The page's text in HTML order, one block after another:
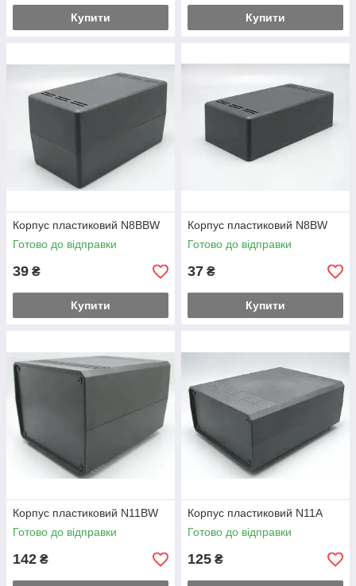
Купити Купити
Корпус пластиковий N8BBW
Готово до відправки
39 ₴
Купити
Корпус пластиковий N8BW
Готово до відправки
37 ₴
Купити
Корпус пластиковий N11BW
Готово до відправки
142 ₴
Корпус пластиковий N11A
Готово до відправки
125 ₴